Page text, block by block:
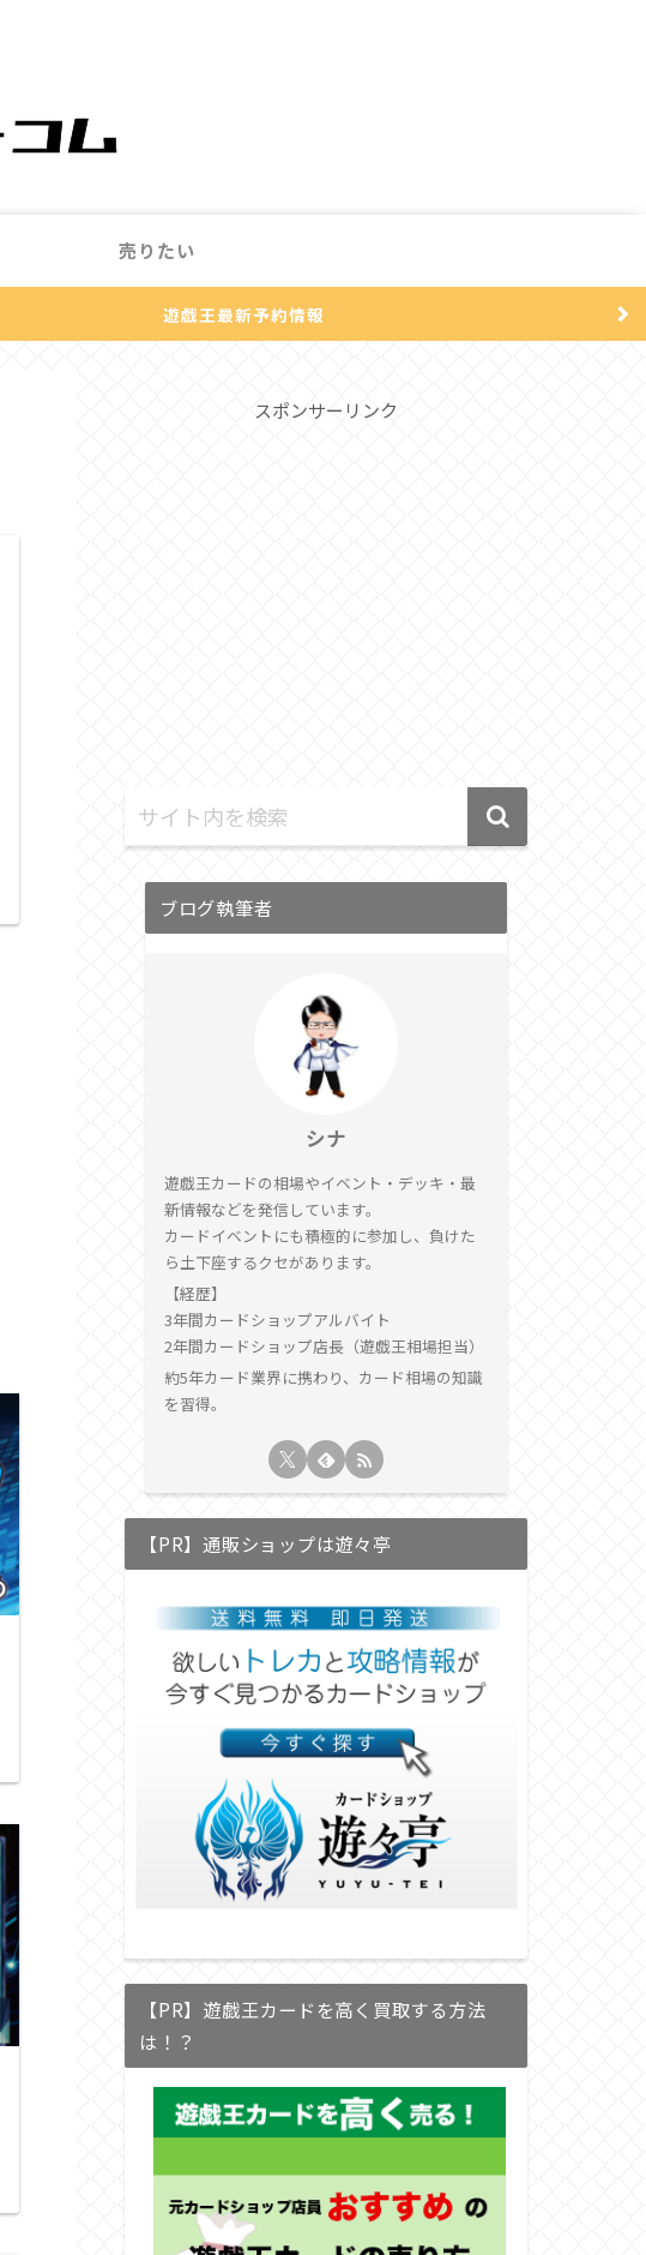
売りたい
遊戯王最新予約情報
スポンサーリンク
ブログ執筆者
シナ
遊戯王カードの相場やイベント・デッキ・最
新情報などを発信しています。
カードイベントにも積極的に参加し、負けた
ら土下座するクセがあります。
【経歴】
3年間カードショップアルバイト
2年間カードショップ店長（遊戯王相場担当）
約5年カード業界に携わり、カード相場の知識
を習得。
【PR】通販ショップは遊々亭
【PR】遊戯王カードを高く買取する方法
は！？